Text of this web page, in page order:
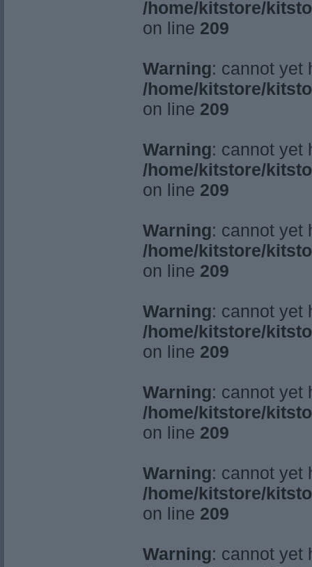
/home/kitstore/
on line 209
Warning: cannot yet
/home/kitstore/
on line 209
Warning: cannot yet
/home/kitstore/
on line 209
Warning: cannot yet
/home/kitstore/
on line 209
Warning: cannot yet
/home/kitstore/
on line 209
Warning: cannot yet
/home/kitstore/
on line 209
Warning: cannot yet
/home/kitstore/
on line 209
Warning: cannot yet